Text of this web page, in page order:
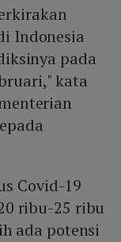
Indonesia
pada
kata
Covid-19
ribu-25 ribu
ada potensi